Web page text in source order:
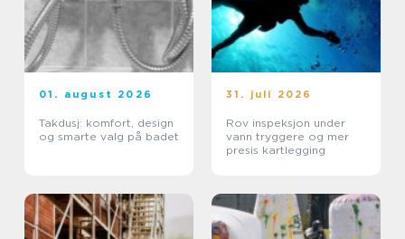
01. august 2026
Takdusj: komfort, design
og smarte valg på badet
31. juli 2026
Rov inspeksjon under
vann tryggere og mer
presis kartlegging